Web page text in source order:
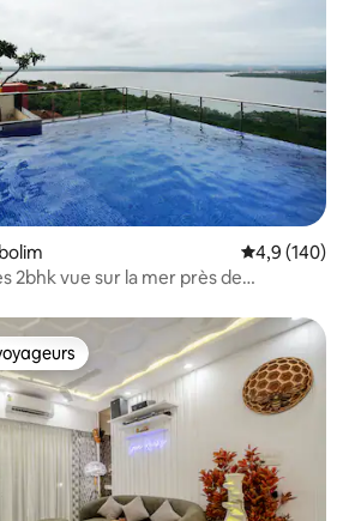
Évaluation
4,9 (140)
2bhk vue sur la mer près de
les plus appréciés